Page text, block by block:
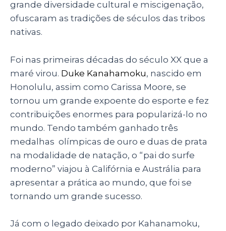
grande diversidade cultural e miscigenação,
ofuscaram as tradições de séculos das tribos
nativas.
Foi nas primeiras décadas do século XX que a
maré virou. Duke Kanahamoku, nascido em
Honolulu, assim como Carissa Moore, se
tornou um grande expoente do esporte e fez
contribuições enormes para popularizá-lo no
mundo. Tendo também ganhado três
medalhas olímpicas de ouro e duas de prata
na modalidade de natação, o “pai do surfe
moderno” viajou à Califórnia e Austrália para
apresentar a prática ao mundo, que foi se
tornando um grande sucesso.
Já com o legado deixado por Kahanamoku,